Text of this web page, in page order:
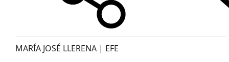
MARÍA JOSÉ LLERENA | EFE